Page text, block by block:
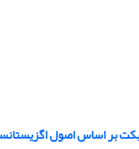
بکت بر اساس اصول